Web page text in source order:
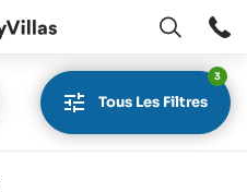
Ouvert
Tous Les Filtres
3